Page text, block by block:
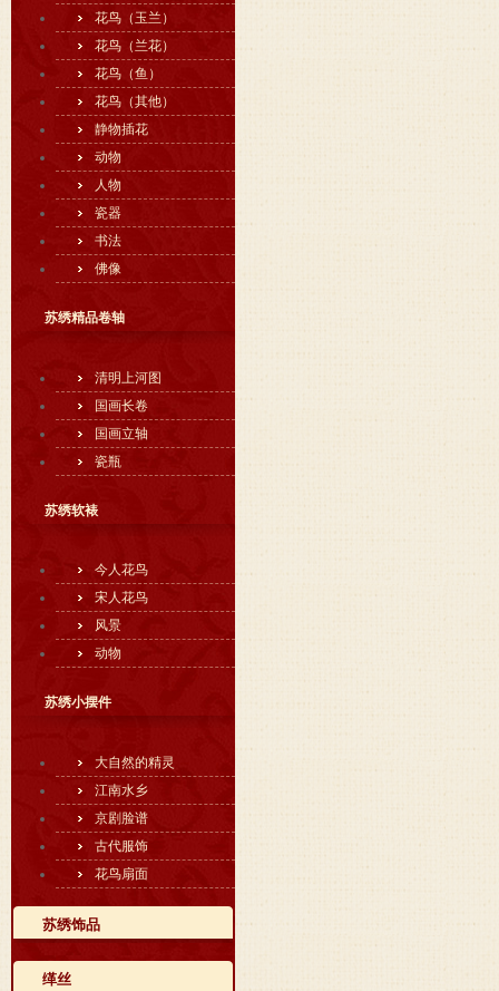
花鸟（玉兰）
花鸟（兰花）
花鸟（鱼）
花鸟（其他）
静物插花
动物
人物
瓷器
书法
佛像
苏绣精品卷轴
清明上河图
国画长卷
国画立轴
瓷瓶
苏绣软裱
今人花鸟
宋人花鸟
风景
动物
苏绣小摆件
大自然的精灵
江南水乡
京剧脸谱
古代服饰
花鸟扇面
苏绣饰品
缂丝